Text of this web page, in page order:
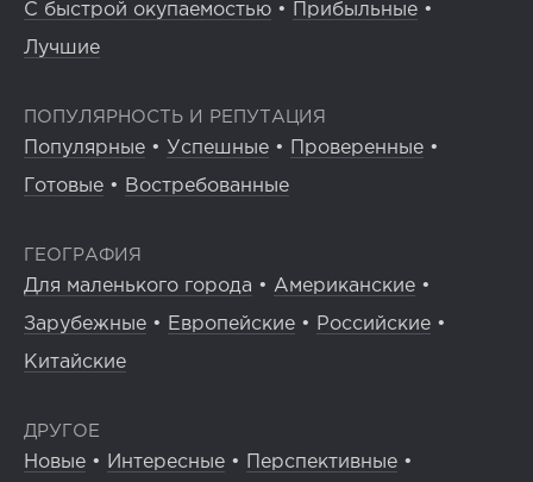
С быстрой окупаемостью • Прибыльные •
Лучшие
ПОПУЛЯРНОСТЬ И РЕПУТАЦИЯ
Популярные • Успешные • Проверенные •
Готовые • Востребованные
ГЕОГРАФИЯ
Для маленького города • Американские •
Зарубежные • Европейские • Российские •
Китайские
ДРУГОЕ
Новые • Интересные • Перспективные •